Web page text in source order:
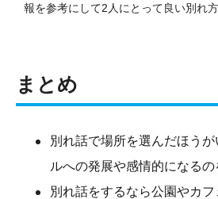
報を参考にして2人にとって良い別れ
まとめ
別れ話で場所を選んだほう
ルへの発展や感情的になる
別れ話をするなら公園やカ